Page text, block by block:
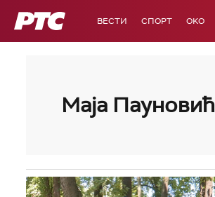
РТС ВЕСТИ СПОРТ OKO
Маја Пауновић